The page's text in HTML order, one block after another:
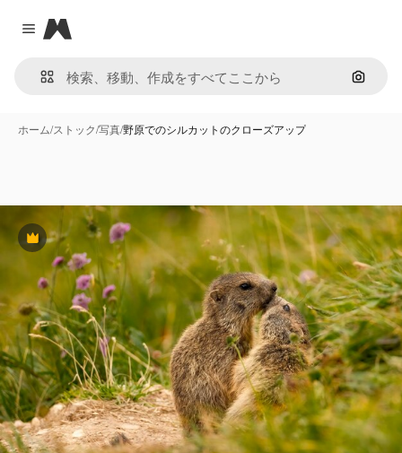
Close menu
Magnific
画像で
ホーム/ストック/写真/野原でのシルカットのクローズアップ
Premium